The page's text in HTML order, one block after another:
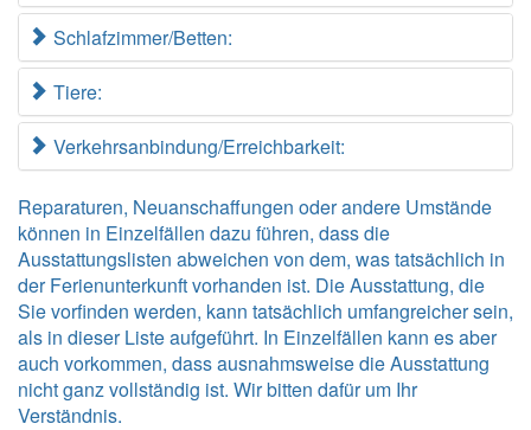
Schlafzimmer/Betten:
Tiere:
Verkehrsanbindung/Erreichbarkeit:
Reparaturen, Neuanschaffungen oder andere Umstände
können in Einzelfällen dazu führen, dass die
Ausstattungslisten abweichen von dem, was tatsächlich in
der Ferienunterkunft vorhanden ist. Die Ausstattung, die
Sie vorfinden werden, kann tatsächlich umfangreicher sein,
als in dieser Liste aufgeführt. In Einzelfällen kann es aber
auch vorkommen, dass ausnahmsweise die Ausstattung
nicht ganz vollständig ist. Wir bitten dafür um Ihr
Verständnis.